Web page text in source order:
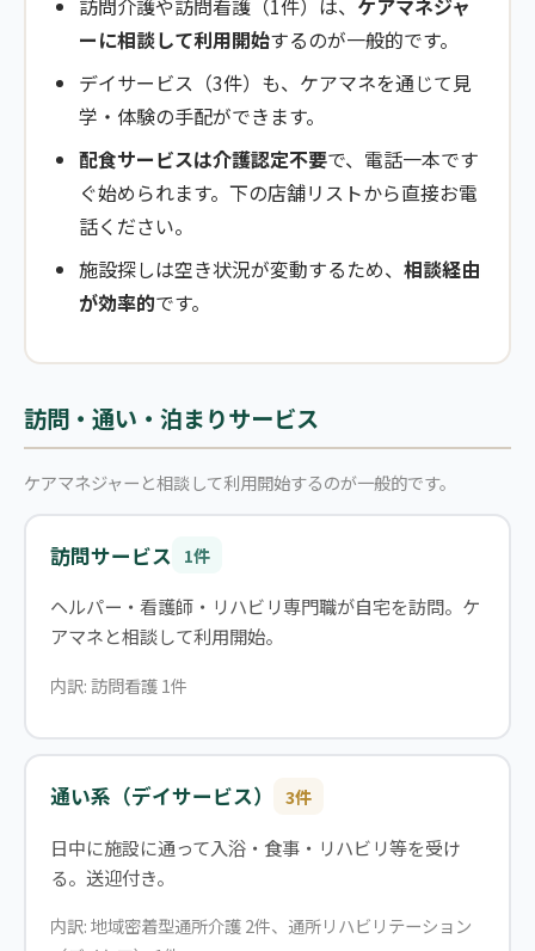
ーに相談して利用開始するのが一般的です。
デイサービス（3件）も、ケアマネを通じて見
学・体験の手配ができます。
配食サービスは介護認定不要で、電話一本です
ぐ始められます。下の店舗リストから直接お電
話ください。
施設探しは空き状況が変動するため、 相談経由
が効率的です。
訪問・通い・泊まりサービス
ケアマネジャーと相談して利用開始するのが一般的です。
訪問サービス 1件
ヘルパー・看護師・リハビリ専門職が自宅を訪問。ケ
アマネと相談して利用開始。
内訳: 訪問看護 1件
通い系（デイサービス） 3件
日中に施設に通って入浴・食事・リハビリ等を受け
る。送迎付き。
内訳: 地域密着型通所介護 2件、通所リハビリテーション